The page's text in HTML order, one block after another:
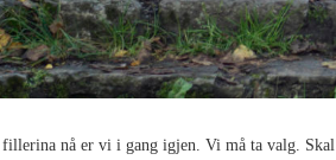
nå er vi i gang igjen. Vi må ta valg.